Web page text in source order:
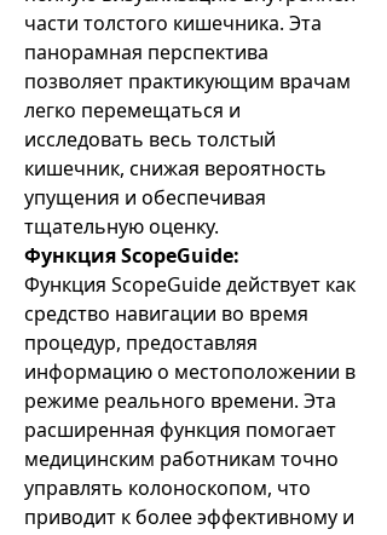
части толстого кишечника. Эта
панорамная перспектива
позволяет практикующим врачам
легко перемещаться и
исследовать весь толстый
кишечник, снижая вероятность
упущения и обеспечивая
тщательную оценку.
Функция ScopeGuide:
Функция ScopeGuide действует как
средство навигации во время
процедур, предоставляя
информацию о местоположении в
режиме реального времени. Эта
расширенная функция помогает
медицинским работникам точно
управлять колоноскопом, что
приводит к более эффективному и